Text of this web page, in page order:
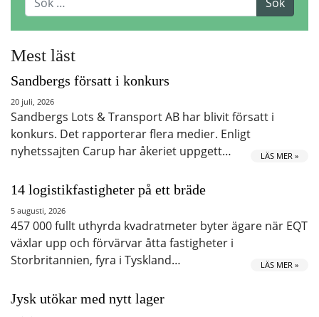
Mest läst
Sandbergs försatt i konkurs
20 juli, 2026
Sandbergs Lots & Transport AB har blivit försatt i
konkurs. Det rapporterar flera medier. Enligt
nyhetssajten Carup har åkeriet uppgett…
LÄS MER »
14 logistikfastigheter på ett bräde
5 augusti, 2026
457 000 fullt uthyrda kvadratmeter byter ägare när EQT
växlar upp och förvärvar åtta fastigheter i
Storbritannien, fyra i Tyskland…
LÄS MER »
Jysk utökar med nytt lager